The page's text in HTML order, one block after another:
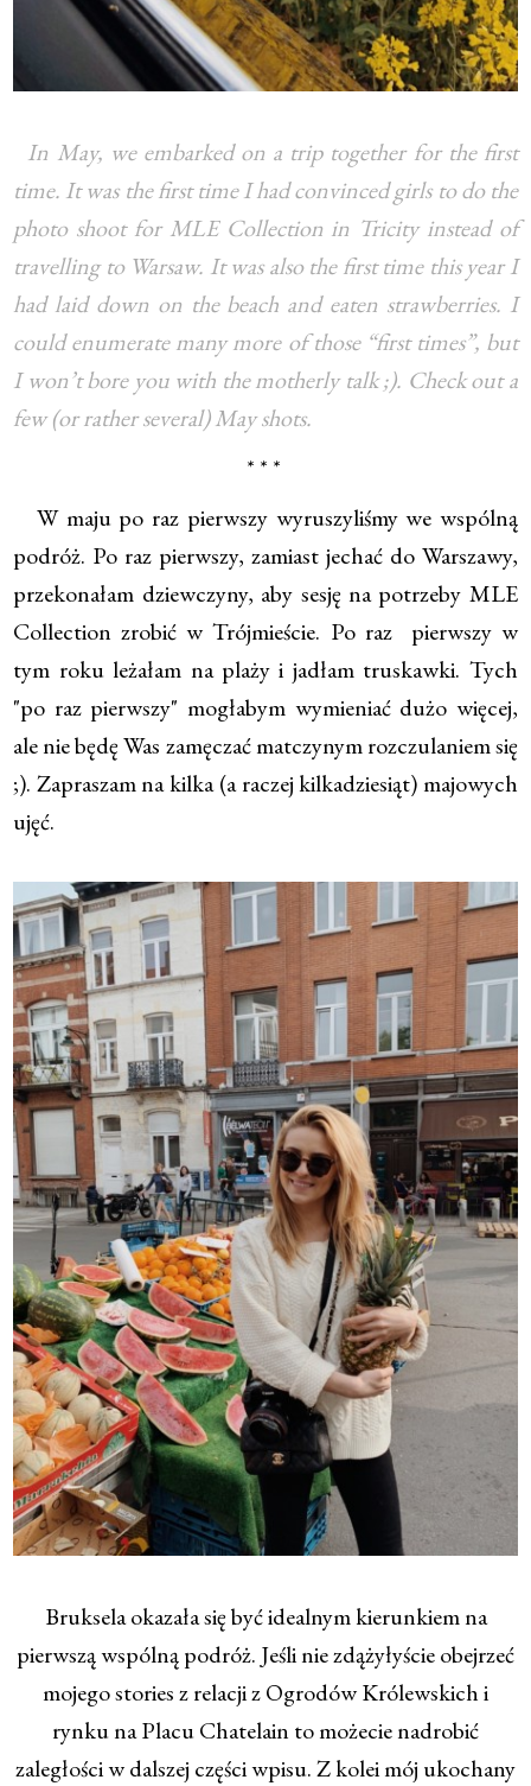
In May, we embarked on a trip together for the first
time. It was the first time I had convinced girls to do the
photo shoot for MLE Collection in Tricity instead of
travelling to Warsaw. It was also the first time this year I
had laid down on the beach and eaten strawberries. I
could enumerate many more of those “first times”, but
I won’t bore you with the motherly talk ;). Check out a
few (or rather several) May shots.
* * *
W maju po raz pierwszy wyruszyliśmy we wspólną
podróż. Po raz pierwszy, zamiast jechać do Warszawy,
przekonałam dziewczyny, aby sesję na potrzeby MLE
Collection zrobić w Trójmieście. Po raz pierwszy w
tym roku leżałam na plaży i jadłam truskawki. Tych
"po raz pierwszy" mogłabym wymieniać dużo więcej,
ale nie będę Was zamęczać matczynym rozczulaniem się
;). Zapraszam na kilka (a raczej kilkadziesiąt) majowych
ujęć.
Bruksela okazała się być idealnym kierunkiem na
pierwszą wspólną podróż. Jeśli nie zdążyłyście obejrzeć
mojego stories z relacji z Ogrodów Królewskich i
rynku na Placu Chatelain to możecie nadrobić
zaległości w dalszej części wpisu. Z kolei mój ukochany